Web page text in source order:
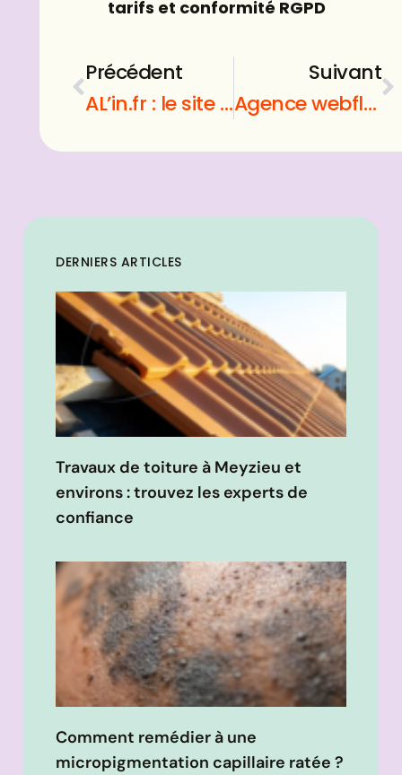
tarifs et conformité RGPD
Précédent
AL’in.fr : le site de logement pour les salariés
Suivant
Agence webflow blue paprika : Que faut-il savoir sur cette agence ?
DERNIERS ARTICLES
Travaux de toiture à Meyzieu et
environs : trouvez les experts de
confiance
Comment remédier à une
micropigmentation capillaire ratée ?